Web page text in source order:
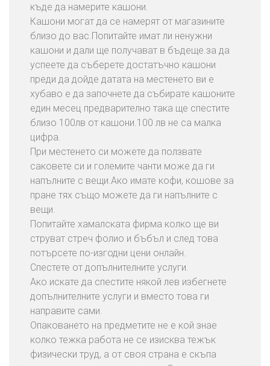
къде да намерите кашони.
Кашони могат да се намерят от магазините
близо до вас.Попитайте имат ли ненужни
кашони и дали ще получават в бъдеще.за да
успеете да съберете достатъчно кашони
преди да дойде датата на местенето ви е
хубаво е да започнете да събирате кашоните
един месец предварително така ще спестите
близо 100лв от кашони.100 лв не са малка
цифра.
При местенето си можете да ползвате
саковете си и големите чанти може да ги
напълните с вещи.Ако имате кофи, кошове за
пране тях също можете да ги напълните с
вещи.
Попитайте хамалската фирма колко ще ви
струват стреч фолио и бъбъл и след това
потърсете по-изгодни цени онлайн.
Спестете от допълнителните услуги.
Ако искате да спестите някой лев избегнете
допълнителните услуги и вместо това ги
направите сами.
Опаковането на предметите не е кой знае
колко тежка работа не се изисква тежък
физически труд, а от своя страна е скъпа